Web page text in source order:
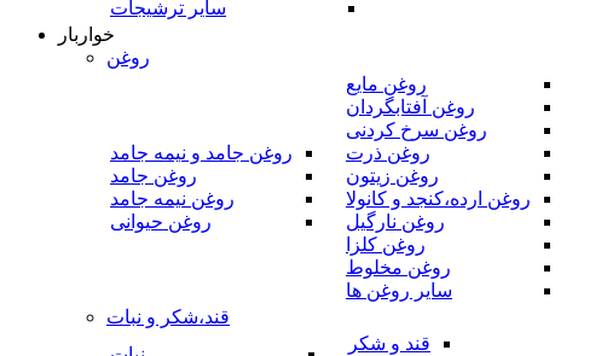
سایر ترشیجات
خواربار
روغن
روغن مایع
روغن آفتابگردان
روغن سرخ کردنی
روغن ذرت
روغن زیتون
روغن ارده،کنجد و کانولا
روغن نارگیل
روغن کلزا
روغن مخلوط
سایر روغن ها
روغن جامد و نیمه جامد
روغن جامد
روغن نیمه جامد
روغن حیوانی
قند،شکر و نبات
قند و شکر